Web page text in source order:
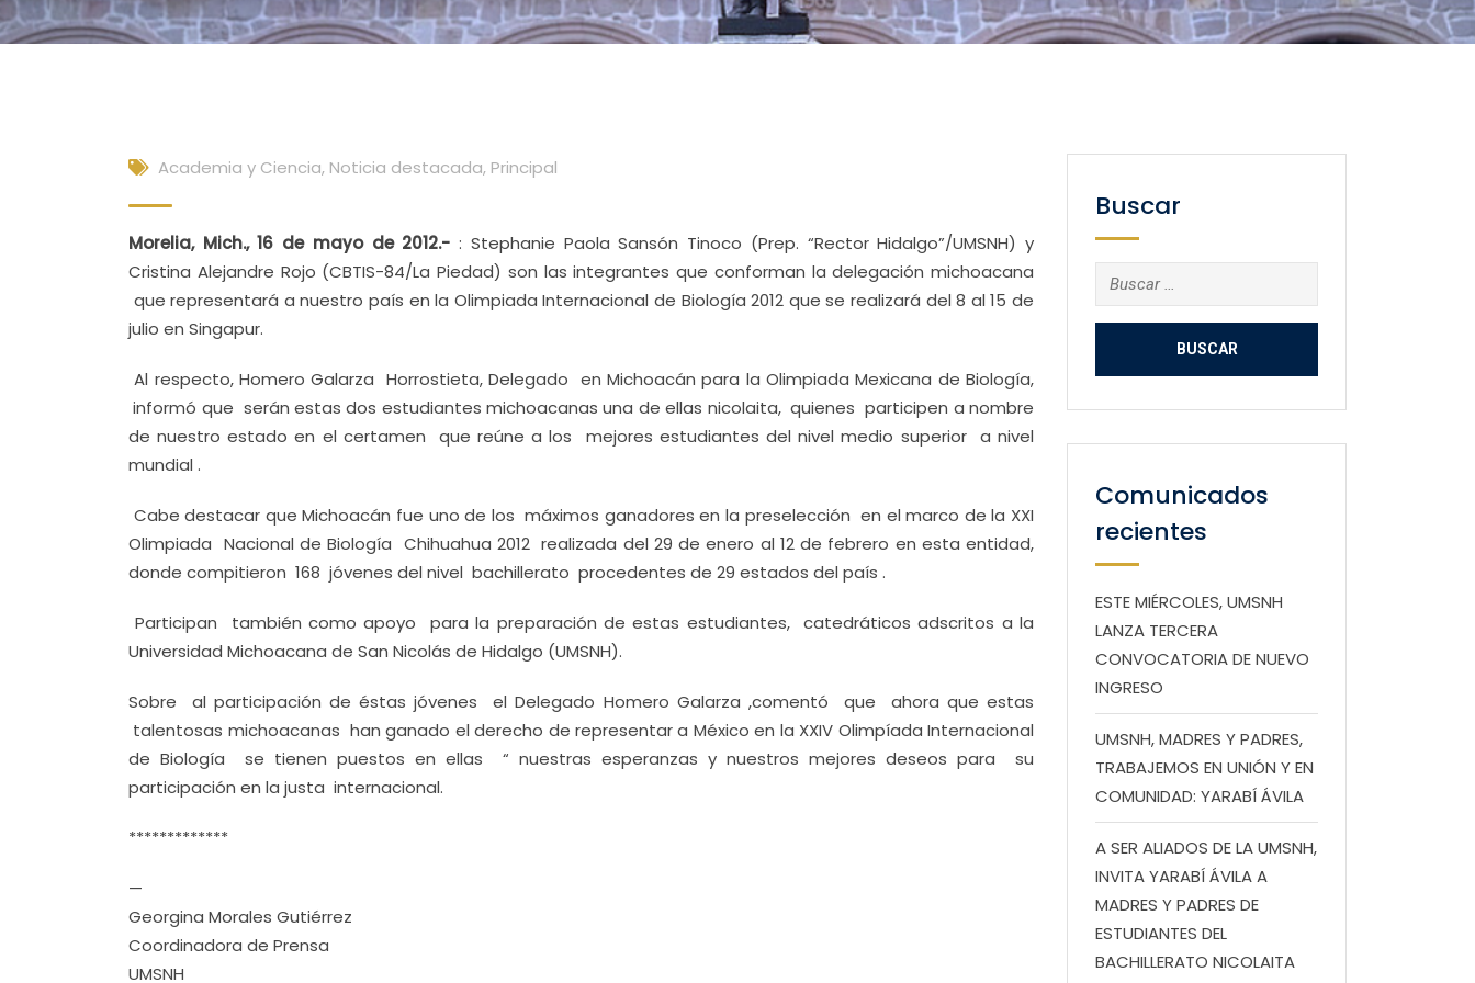
Academia y Ciencia, Noticia destacada, Principal
Morelia, Mich., 16 de mayo de 2012.-: Stephanie Paola Sansón Tinoco (Prep. “Rector Hidalgo”/UMSNH) y
Cristina Alejandre Rojo (CBTIS-84/La Piedad) son las integrantes que conforman la delegación michoacana
que representará a nuestro país en la Olimpiada Internacional de Biología 2012 que se realizará del 8 al 15 de
julio en Singapur.
Al respecto, Homero Galarza Horrostieta, Delegado en Michoacán para la Olimpiada Mexicana de Biología,
informó que serán estas dos estudiantes michoacanas una de ellas nicolaita, quienes participen a nombre
de nuestro estado en el certamen que reúne a los mejores estudiantes del nivel medio superior a nivel
mundial .
Cabe destacar que Michoacán fue uno de los máximos ganadores en la preselección en el marco de la XXI
Olimpiada Nacional de Biología Chihuahua 2012 realizada del 29 de enero al 12 de febrero en esta entidad,
donde compitieron 168 jóvenes del nivel bachillerato procedentes de 29 estados del país .
Participan también como apoyo para la preparación de estas estudiantes, catedráticos adscritos a la
Universidad Michoacana de San Nicolás de Hidalgo (UMSNH).
Sobre al participación de éstas jóvenes el Delegado Homero Galarza ,comentó que ahora que estas
talentosas michoacanas han ganado el derecho de representar a México en la XXIV Olimpíada Internacional
de Biología se tienen puestos en ellas “ nuestras esperanzas y nuestros mejores deseos para su
participación en la justa internacional.
*************
—
Georgina Morales Gutiérrez
Coordinadora de Prensa
UMSNH
Buscar
Buscar:
Comunicados
recientes
ESTE MIÉRCOLES, UMSNH
LANZA TERCERA
CONVOCATORIA DE NUEVO
INGRESO
UMSNH, MADRES Y PADRES,
TRABAJEMOS EN UNIÓN Y EN
COMUNIDAD: YARABÍ ÁVILA
A SER ALIADOS DE LA UMSNH,
INVITA YARABÍ ÁVILA A
MADRES Y PADRES DE
ESTUDIANTES DEL
BACHILLERATO NICOLAITA